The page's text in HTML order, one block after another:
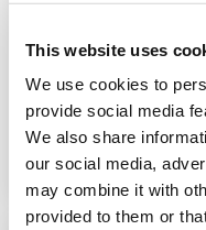
This website uses
We use cookies to
provide social media
We also share
our social media,
may combine it with
provided to them or